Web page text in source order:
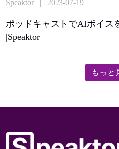
Speaktor | 2023-07-19
ポッドキャストでAIボイス
|Speaktor
もっと